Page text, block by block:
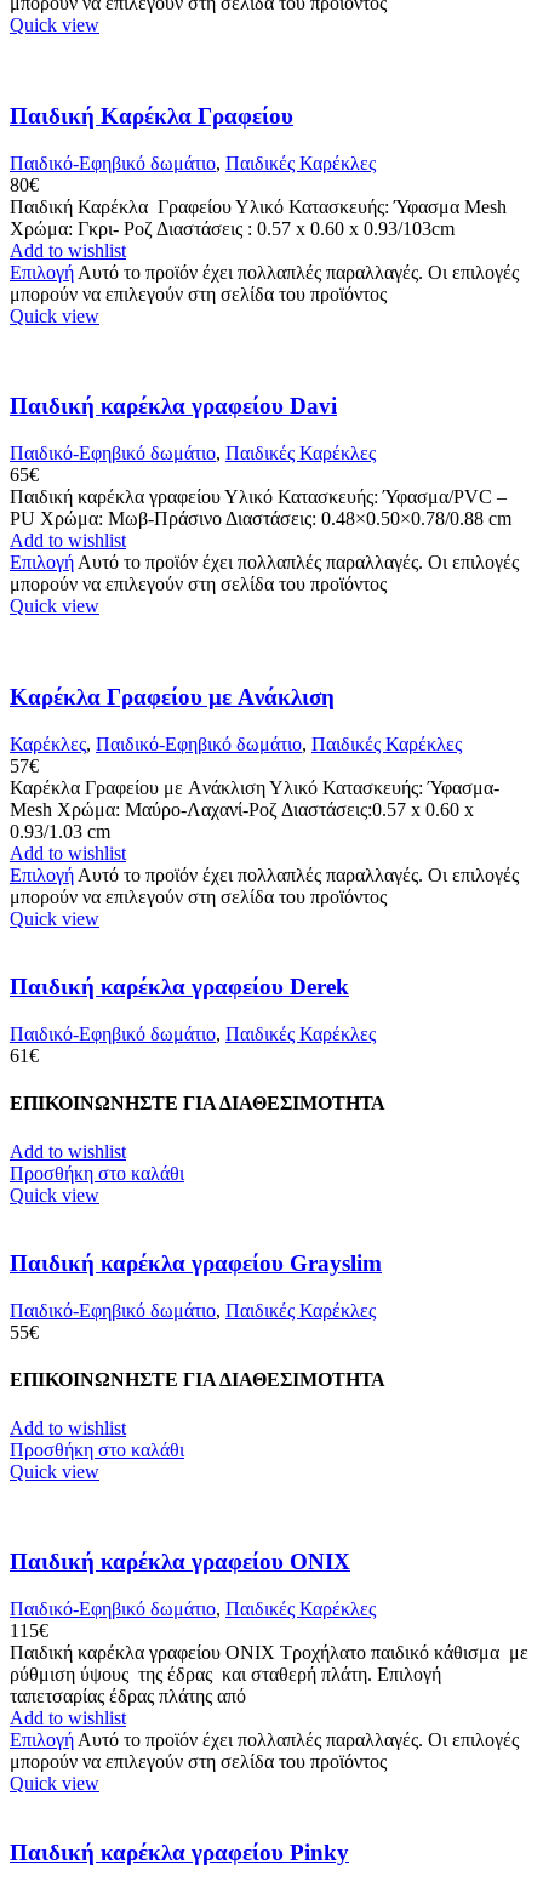
Quick view
Παιδική Καρέκλα Γραφείου
Παιδικό-Εφηβικό δωμάτιο, Παιδικές Καρέκλες
80€
Παιδική Καρέκλα Γραφείου Υλικό Κατασκευής: Ύφασμα Mesh
Χρώμα: Γκρι- Ροζ Διαστάσεις : 0.57 x 0.60 x 0.93/103cm
Add to wishlist
Επιλογή Αυτό το προϊόν έχει πολλαπλές παραλλαγές. Οι επιλογές
μπορούν να επιλεγούν στη σελίδα του προϊόντος
Quick view
Παιδική καρέκλα γραφείου Davi
Παιδικό-Εφηβικό δωμάτιο, Παιδικές Καρέκλες
65€
Παιδική καρέκλα γραφείου Υλικό Κατασκευής: Ύφασμα/PVC –
PU Χρώμα: Μωβ-Πράσινο Διαστάσεις: 0.48×0.50×0.78/0.88 cm
Add to wishlist
Επιλογή Αυτό το προϊόν έχει πολλαπλές παραλλαγές. Οι επιλογές
μπορούν να επιλεγούν στη σελίδα του προϊόντος
Quick view
Καρέκλα Γραφείου με Aνάκλιση
Καρέκλες, Παιδικό-Εφηβικό δωμάτιο, Παιδικές Καρέκλες
57€
Καρέκλα Γραφείου με Aνάκλιση Υλικό Κατασκευής: Ύφασμα-
Mesh Χρώμα: Μαύρο-Λαχανί-Ροζ Διαστάσεις:0.57 x 0.60 x
0.93/1.03 cm
Add to wishlist
Επιλογή Αυτό το προϊόν έχει πολλαπλές παραλλαγές. Οι επιλογές
μπορούν να επιλεγούν στη σελίδα του προϊόντος
Quick view
Παιδική καρέκλα γραφείου Derek
Παιδικό-Εφηβικό δωμάτιο, Παιδικές Καρέκλες
61€
ΕΠΙΚΟΙΝΩΝΗΣΤΕ ΓΙΑ ΔΙΑΘΕΣΙΜΟΤΗΤΑ
Add to wishlist
Προσθήκη στο καλάθι
Quick view
Παιδική καρέκλα γραφείου Grayslim
Παιδικό-Εφηβικό δωμάτιο, Παιδικές Καρέκλες
55€
ΕΠΙΚΟΙΝΩΝΗΣΤΕ ΓΙΑ ΔΙΑΘΕΣΙΜΟΤΗΤΑ
Add to wishlist
Προσθήκη στο καλάθι
Quick view
Παιδική καρέκλα γραφείου ONIX
Παιδικό-Εφηβικό δωμάτιο, Παιδικές Καρέκλες
115€
Παιδική καρέκλα γραφείου ONIX Τροχήλατο παιδικό κάθισμα με
ρύθμιση ύψους της έδρας και σταθερή πλάτη. Επιλογή
ταπετσαρίας έδρας πλάτης από
Add to wishlist
Επιλογή Αυτό το προϊόν έχει πολλαπλές παραλλαγές. Οι επιλογές
μπορούν να επιλεγούν στη σελίδα του προϊόντος
Quick view
Παιδική καρέκλα γραφείου Pinky